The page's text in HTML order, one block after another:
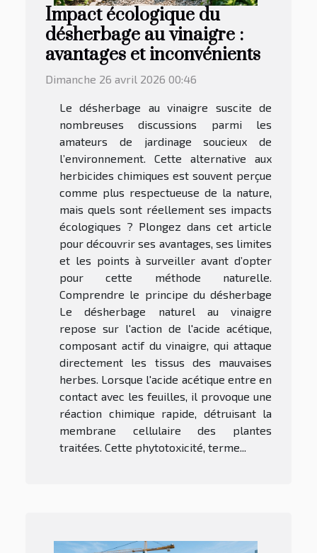
Impact écologique du
désherbage au vinaigre :
avantages et inconvénients
Dimanche 26 avril 2026 00:46
Le désherbage au vinaigre suscite de
nombreuses discussions parmi les
amateurs de jardinage soucieux de
l’environnement. Cette alternative aux
herbicides chimiques est souvent perçue
comme plus respectueuse de la nature,
mais quels sont réellement ses impacts
écologiques ? Plongez dans cet article
pour découvrir ses avantages, ses limites
et les points à surveiller avant d’opter
pour cette méthode naturelle.
Comprendre le principe du désherbage
Le désherbage naturel au vinaigre
repose sur l'action de l'acide acétique,
composant actif du vinaigre, qui attaque
directement les tissus des mauvaises
herbes. Lorsque l'acide acétique entre en
contact avec les feuilles, il provoque une
réaction chimique rapide, détruisant la
membrane cellulaire des plantes
traitées. Cette phytotoxicité, terme...